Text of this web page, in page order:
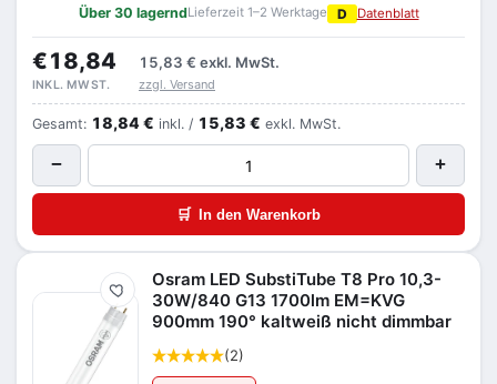
Über 30 lagerndLieferzeit 1–2 Werktage D Datenblatt
€18,84 15,83 € exkl. MwSt.
INKL. MWST. zzgl. Versand
Gesamt: 18,84 € inkl. / 15,83 € exkl. MwSt.
− +
🛒 In den Warenkorb
Merken
Osram LED SubstiTube T8 Pro 10,3-
30W/840 G13 1700lm EM=KVG
900mm 190° kaltweiß nicht dimmbar
(2)